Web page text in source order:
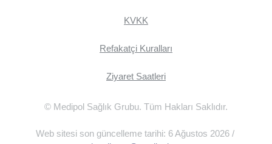
KVKK
Refakatçi Kuralları
Ziyaret Saatleri
© Medipol Sağlık Grubu. Tüm Hakları Saklıdır.
Web sitesi son güncelleme tarihi: 6 Ağustos 2026 /